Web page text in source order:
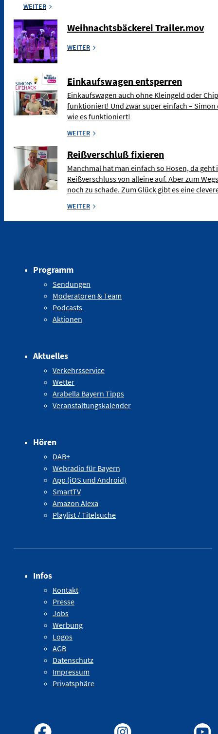
WEITER
Weihnachtsbäckerei Trailer.mov
WEITER
Einkaufswagen entsperren
Einkaufswagen auch ohne Kleingeld oder
funktioniert! Und zwar super einfach –
wie es funktioniert!
WEITER
Reißverschluß fixieren
Manchmal hat man einfach so Hosen, da
Reißverschluss von alleine auf. Aber zum
noch zu schade. Zum Glück gibt es eine
WEITER
Programm
Sendungen
Moderatoren & Team
Podcasts
Aktionen
Aktuelles
Verkehrsservice
Wetter
Arabella Bayern Tipps
Veranstaltungskalender
Hören
DAB+
Webradio für Bayern
App (iOS und Android)
SmartTV
Amazon Alexa
Playlist / Titelsuche
Infos
Kontakt
Presse
Jobs
Werbung
Logos
AGB
Datenschutz
Impressum
Privatsphäre